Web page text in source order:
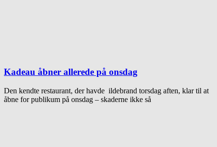
Kadeau åbner allerede på onsdag
Den kendte restaurant, der havde ildebrand torsdag aften, klar til at
åbne for publikum på onsdag – skaderne ikke så